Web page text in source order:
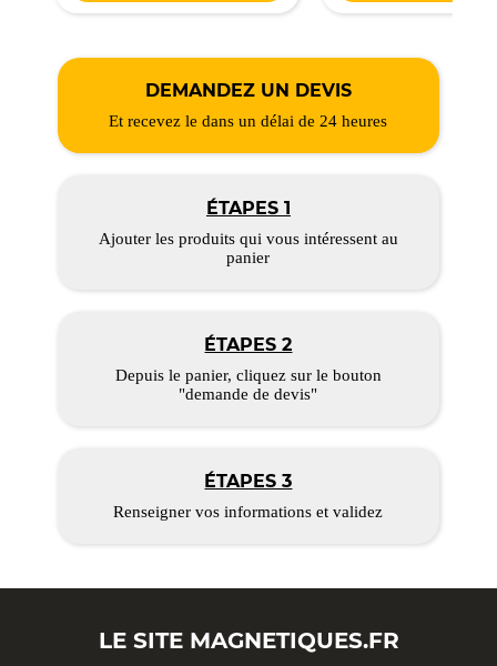
DEMANDEZ UN DEVIS
Et recevez le dans un délai de 24 heures
ÉTAPES 1
Ajouter les produits qui vous intéressent au
panier
ÉTAPES 2
Depuis le panier, cliquez sur le bouton
"demande de devis"
ÉTAPES 3
Renseigner vos informations et validez
LE SITE MAGNETIQUES.FR